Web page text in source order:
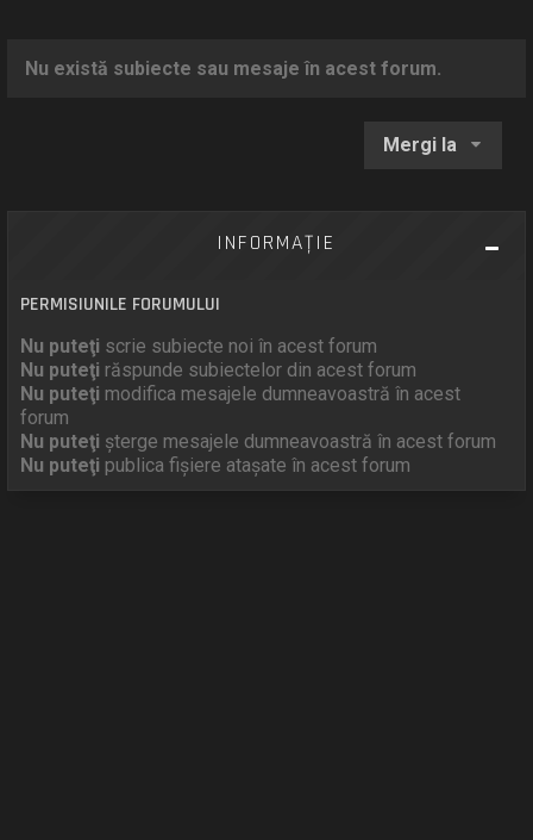
Nu există subiecte sau mesaje în acest forum.
Mergi la
INFORMAŢIE
PERMISIUNILE FORUMULUI
Nu puteţi scrie subiecte noi în acest forum
Nu puteţi răspunde subiectelor din acest forum
Nu puteţi modifica mesajele dumneavoastră în acest
forum
Nu puteţi şterge mesajele dumneavoastră în acest forum
Nu puteţi publica fişiere ataşate în acest forum